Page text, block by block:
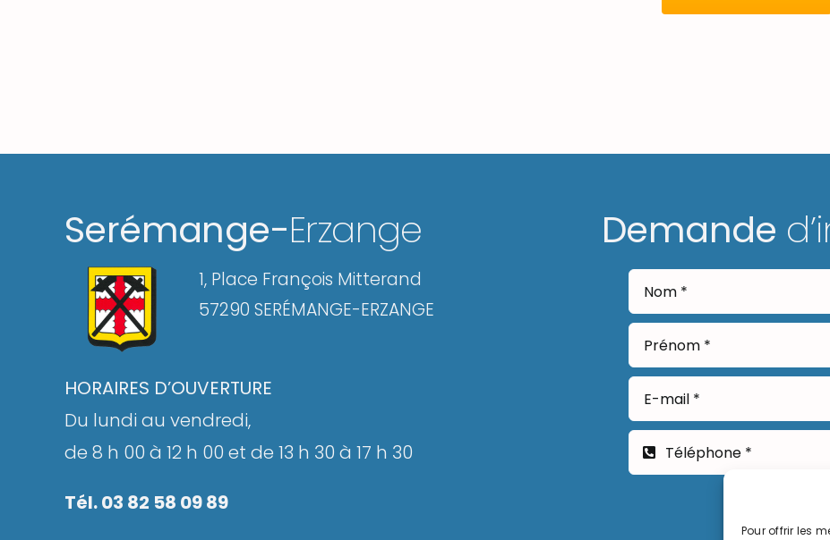
Pour offrir les
Serémange-Erzange
1, Place François Mitterand
57290 SERÉMANGE-ERZANGE
HORAIRES D’OUVERTURE
Du lundi au vendredi,
de 8 h 00 à 12 h 00 et de 13 h 30 à 17 h 30
Tél. 03 82 58 09 89
Demande